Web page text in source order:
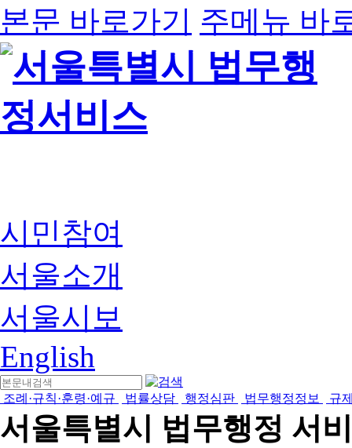
본문 바로가기 주메뉴 바
시민참여
서울소개
서울시보
English
조례·규칙·훈령·예규 법률상담 행정심판 법무행정정보 규
서울특별시 법무행정 서